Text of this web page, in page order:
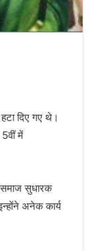
दिए गए थे।
में
समाज सुधारक
अनेक कार्य